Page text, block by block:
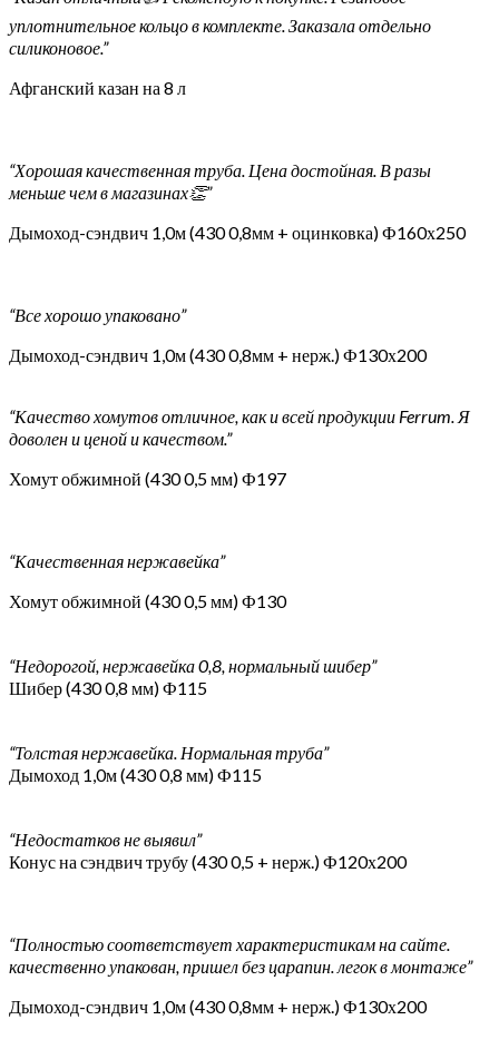
уплотнительное кольцо в комплекте. Заказала отдельно
силиконовое.”
Афганский казан на 8 л
“Хорошая качественная труба. Цена достойная. В разы
меньше чем в магазинах👏”
Дымоход-сэндвич 1,0м (430 0,8мм + оцинковка) Ф160х250
“Все хорошо упаковано”
Дымоход-сэндвич 1,0м (430 0,8мм + нерж.) Ф130х200
“Качество хомутов отличное, как и всей продукции Ferrum. Я
доволен и ценой и качеством.”
Хомут обжимной (430 0,5 мм) Ф197
“Качественная нержавейка”
Хомут обжимной (430 0,5 мм) Ф130
“Недорогой, нержавейка 0,8, нормальный шибер”
Шибер (430 0,8 мм) Ф115
“Толстая нержавейка. Нормальная труба”
Дымоход 1,0м (430 0,8 мм) Ф115
“Недостатков не выявил”
Конус на сэндвич трубу (430 0,5 + нерж.) Ф120х200
“Полностью соответствует характеристикам на сайте.
качественно упакован, пришел без царапин. легок в монтаже”
Дымоход-сэндвич 1,0м (430 0,8мм + нерж.) Ф130х200